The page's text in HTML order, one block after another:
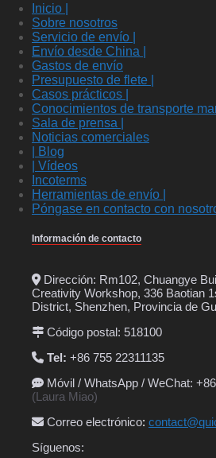
Inicio |
Sobre nosotros
Servicio de envío |
Envío desde China |
Gastos de envío
Presupuesto de flete |
Casos prácticos |
Conocimientos de transporte
Sala de prensa |
Noticias comerciales
| Blog
| Vídeos
Incoterms
Herramientas de envío |
Póngase en contacto con
Información de contacto
Dirección: Rm102, Chuangye
Creativity Workshop, 336 Baotian
District, Shenzhen, Provincia de
Código postal: 518100
Tel: +86 755 22311135
Móvil / WhatsApp / WeChat:
(Laura Miao)
Correo electrónico:
Síguenos: